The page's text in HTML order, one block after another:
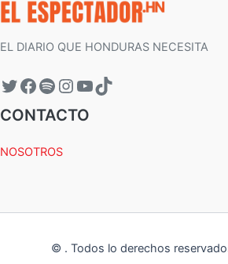
EL DIARIO QUE HONDURAS NECESITA
CONTACTO
NOSOTROS
© . Todos lo derechos